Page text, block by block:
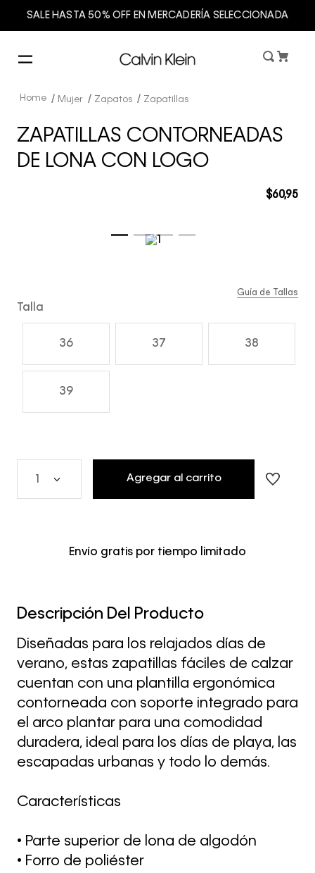
SALE HASTA 50% OFF EN MERCADERÍA SELECCIONADA
Mujer Zapatos Zapatillas
ZAPATILLAS CONTORNEADAS
DE LONA CON LOGO
$60,95
Talla
36 37 38
39
Guía de Tallas
Agregar al carrito
Envío gratis por tiempo limitado
Descripción Del Producto
Diseñadas para los relajados días de
verano, estas zapatillas fáciles de calzar
cuentan con una plantilla ergonómica
contorneada con soporte integrado para
el arco plantar para una comodidad
duradera, ideal para los días de playa, las
escapadas urbanas y todo lo demás.
Características
• Parte superior de lona de algodón
• Forro de poliéster